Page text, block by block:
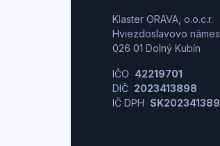
Klaster ORAVA, o.o.c.r.
Hviezdoslavovo
026 01 Dolný Kubín
IČO 42219701
DIČ 2023413898
IČ DPH